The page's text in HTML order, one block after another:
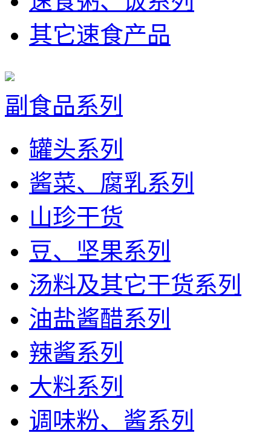
其它速食产品
副食品系列
罐头系列
酱菜、腐乳系列
山珍干货
豆、坚果系列
汤料及其它干货系列
油盐酱醋系列
辣酱系列
大料系列
调味粉、酱系列